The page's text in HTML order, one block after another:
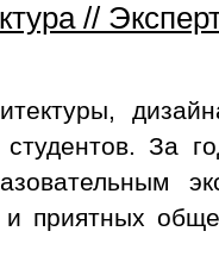
//
За
приятных